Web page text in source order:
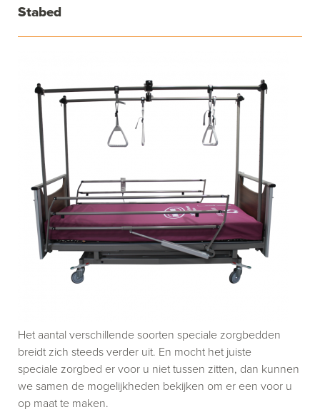
Stabed
Het aantal verschillende soorten speciale zorgbedden
breidt zich steeds verder uit. En mocht het juiste
speciale zorgbed er voor u niet tussen zitten, dan kunnen
we samen de mogelijkheden bekijken om er een voor u
op maat te maken.